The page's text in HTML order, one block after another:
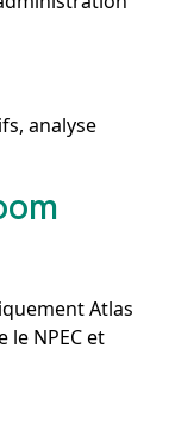
analyse
Atlas
le NPEC et